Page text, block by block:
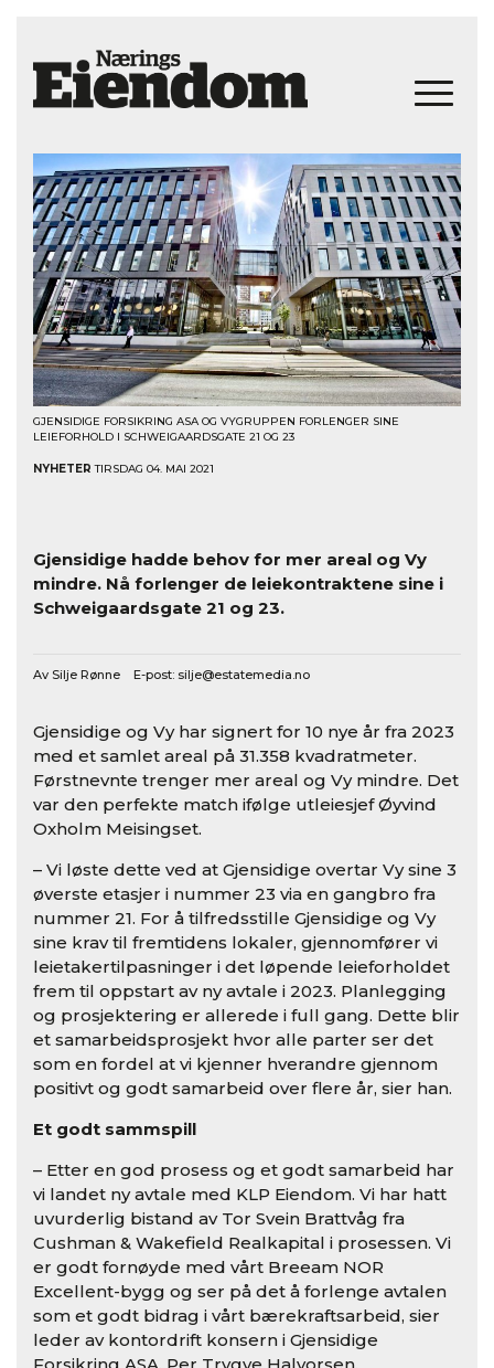
GJENSIDIGE FORSIKRING ASA OG VYGRUPPEN FORLENGER SINE
LEIEFORHOLD I SCHWEIGAARDSGATE 21 OG 23
NYHETER TIRSDAG 04. MAI 2021
Gjensidige hadde behov for mer areal og Vy
mindre. Nå forlenger de leiekontraktene sine i
Schweigaardsgate 21 og 23.
Av Silje Rønne E-post: silje@estatemedia.no
Gjensidige og Vy har signert for 10 nye år fra 2023
med et samlet areal på 31.358 kvadratmeter.
Førstnevnte trenger mer areal og Vy mindre. Det
var den perfekte match ifølge utleiesjef Øyvind
Oxholm Meisingset.
– Vi løste dette ved at Gjensidige overtar Vy sine 3
øverste etasjer i nummer 23 via en gangbro fra
nummer 21. For å tilfredsstille Gjensidige og Vy
sine krav til fremtidens lokaler, gjennomfører vi
leietakertilpasninger i det løpende leieforholdet
frem til oppstart av ny avtale i 2023. Planlegging
og prosjektering er allerede i full gang. Dette blir
et samarbeidsprosjekt hvor alle parter ser det
som en fordel at vi kjenner hverandre gjennom
positivt og godt samarbeid over flere år, sier han.
Et godt sammspill
– Etter en god prosess og et godt samarbeid har
vi landet ny avtale med KLP Eiendom. Vi har hatt
uvurderlig bistand av Tor Svein Brattvåg fra
Cushman & Wakefield Realkapital i prosessen. Vi
er godt fornøyde med vårt Breeam NOR
Excellent-bygg og ser på det å forlenge avtalen
som et godt bidrag i vårt bærekraftsarbeid, sier
leder av kontordrift konsern i Gjensidige